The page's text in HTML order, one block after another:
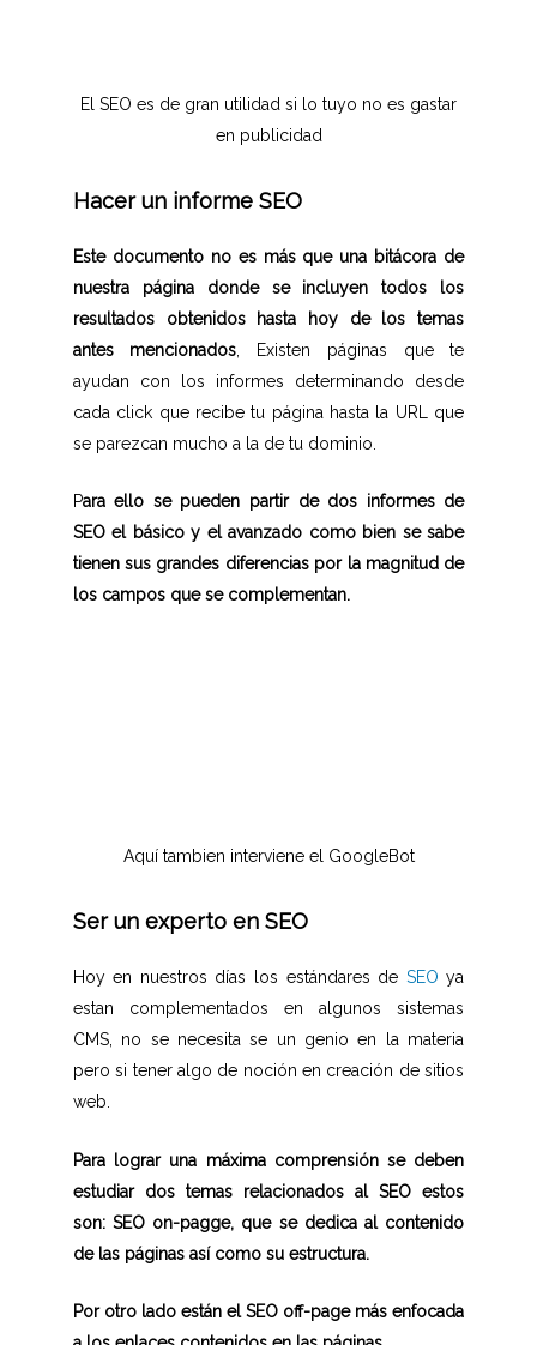
El SEO es de gran utilidad si lo tuyo no es gastar
en publicidad
Hacer un informe SEO
Este documento no es más que una bitácora de
nuestra página donde se incluyen todos los
resultados obtenidos hasta hoy de los temas
antes mencionados , Existen páginas que te
ayudan con los informes determinando desde
cada click que recibe tu página hasta la URL que
se parezcan mucho a la de tu dominio.
Para ello se pueden partir de dos informes de
SEO el básico y el avanzado como bien se sabe
tienen sus grandes diferencias por la magnitud de
los campos que se complementan.
Aquí tambien interviene el GoogleBot
Ser un experto en SEO
Hoy en nuestros días los estándares de SEO ya
estan complementados en algunos sistemas
CMS, no se necesita se un genio en la materia
pero si tener algo de noción en creación de sitios
web.
Para lograr una máxima comprensión se deben
estudiar dos temas relacionados al SEO estos
son: SEO on-pagge, que se dedica al contenido
de las páginas así como su estructura.
Por otro lado están el SEO off-page más enfocada